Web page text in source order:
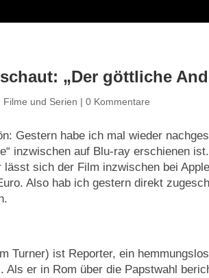
„Der göttliche
Filme und Serien | 0 Kommentare
Gestern habe ich mal wieder
inzwischen auf Blu-ray erschienen
lässt sich der Film inzwischen bei
Also hab ich gestern direkt
Turner) ist Reporter, ein
Als er in Rom über die Papstwahl